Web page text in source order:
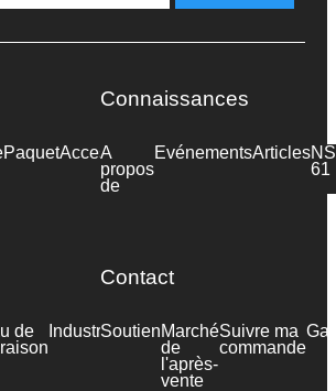
PaquetAccessoires Industrie
Connaissances
A
propos
de
EvénementsArticles
61
de
IndustrieFiche
technique
Contact
SoutienMarché
de
l'après-
vente
Suivre ma
commande